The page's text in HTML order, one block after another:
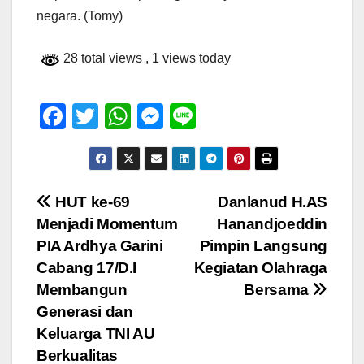
negara. (Tomy)
28 total views , 1 views today
F
e
b
o
o
k
T
wi
tt
er
W
h
at
A
p
p
M
e
ss
n
n
e
Navigasi
pos
Danlanud H.AS
Hanandjoeddin
Pimpin Langsung
Kegiatan Olahraga
Bersama
HUT ke-69
Menjadi Momentum
PIA Ardhya Garini
Cabang 17/D.I
Membangun
Generasi dan
Keluarga TNI AU
Berkualitas